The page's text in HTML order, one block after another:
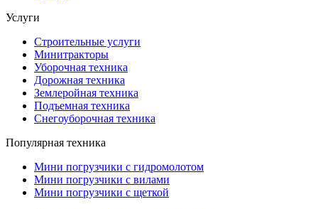
Услуги
Строительные услуги
Минитракторы
Уборочная техника
Дорожная техника
Землеройная техника
Подъемная техника
Снегоуборочная техника
Популярная техника
Мини погрузчики с гидромолотом
Мини погрузчики с вилами
Мини погрузчики с щеткой